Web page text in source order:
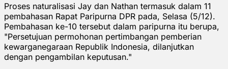
Proses naturalisasi Jay dan Nathan termasuk dalam 11
pembahasan Rapat Paripurna DPR pada, Selasa (5/12).
Pembahasan ke-10 tersebut dalam paripurna itu berupa,
"Persetujuan permohonan pertimbangan pemberian
kewarganegaraan Republik Indonesia, dilanjutkan
dengan pengambilan keputusan."